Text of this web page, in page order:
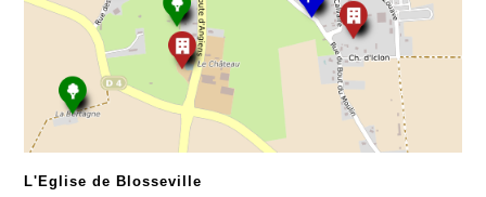
L'Eglise de Blosseville